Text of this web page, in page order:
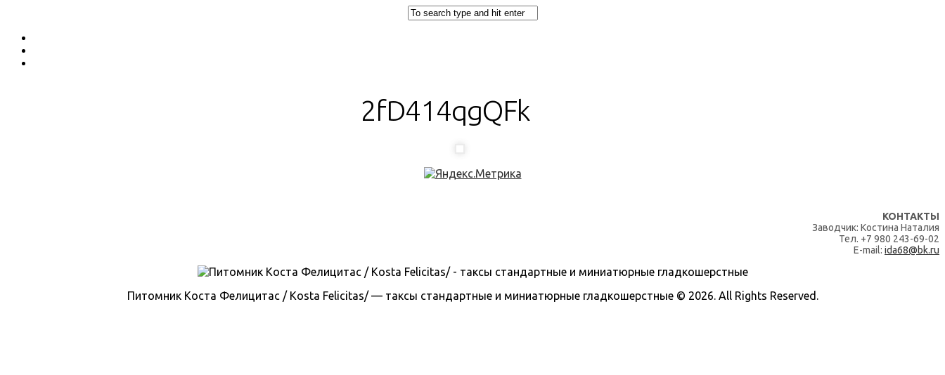
2fD414qgQFk
КОНТАКТЫ
Заводчик: Костина Наталия
Тел. +7 980 243-69-02
E-mail: ida68@bk.ru
Питомник Коста Фелицитас / Kosta Felicitas/ — таксы стандартные и миниатюрные гладкошерстные © 2026. All Rights Reserved.